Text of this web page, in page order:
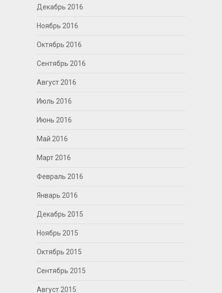
Декабрь 2016
Ноябрь 2016
Октябрь 2016
Сентябрь 2016
Август 2016
Июль 2016
Июнь 2016
Май 2016
Март 2016
Февраль 2016
Январь 2016
Декабрь 2015
Ноябрь 2015
Октябрь 2015
Сентябрь 2015
Август 2015